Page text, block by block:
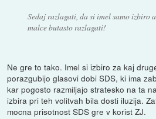
Sedaj razlagati, da si imel samo izbiro
malce butasto razlagati!
Ne gre to tako. Imel si izbiro za kaj
porazgubijo glasovi dobi SDS, ki ima
kar pogosto razmiljajo stratesko na ta
izbira pri teh volitvah bila dosti iluzija.
mocna prisotnost SDS gre v korist ZJ.